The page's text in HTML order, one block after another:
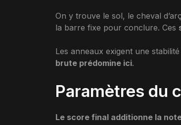
On y trouve le sol, le cheval
la barre fixe pour conclure. Ces
Les anneaux exigent une
brute prédomine ici.
Paramètres du
Le score final additionne la